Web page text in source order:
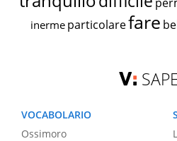
inerme particolarefare
VOCABOLARIO
Ossimoro